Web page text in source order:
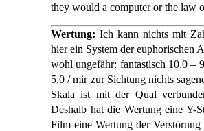
they would a computer or the law
Wertung:Ich kann nichts mit
hier ein System der euphorischen
wohl ungefähr: fantastisch 10,0 –
5,0 / mir zur Sichtung nichts
Skala ist mit der Qual
Deshalb hat die Wertung eine Y-
Film eine Wertung der